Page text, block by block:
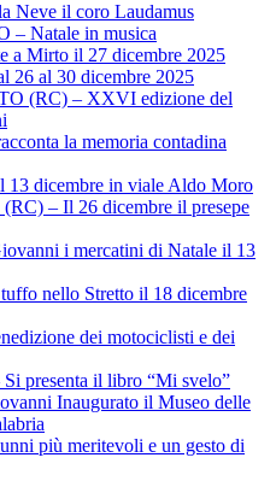
Neve il coro Laudamus
Natale in musica
a Mirto il 27 dicembre 2025
al 30 dicembre 2025
(RC) – XXVI edizione del
la memoria contadina
13 dicembre in viale Aldo Moro
– Il 26 dicembre il presepe
i mercatini di Natale il 13
nello Stretto il 18 dicembre
dei motociclisti e dei
presenta il libro “Mi svelo”
Inaugurato il Museo delle
più meritevoli e un gesto di